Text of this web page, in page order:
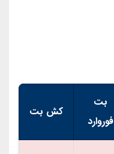
بت
فوروارد
کش بت